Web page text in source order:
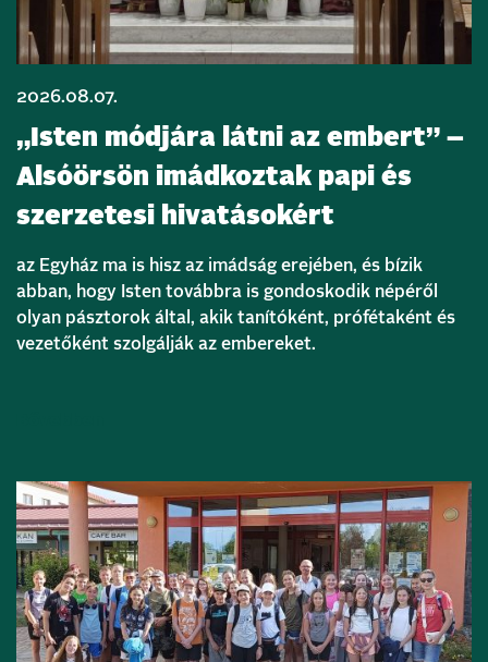
2026.08.07.
„Isten módjára látni az embert” –
Alsóörsön imádkoztak papi és
szerzetesi hivatásokért
az Egyház ma is hisz az imádság erejében, és bízik
abban, hogy Isten továbbra is gondoskodik népéről
olyan pásztorok által, akik tanítóként, prófétaként és
vezetőként szolgálják az embereket.